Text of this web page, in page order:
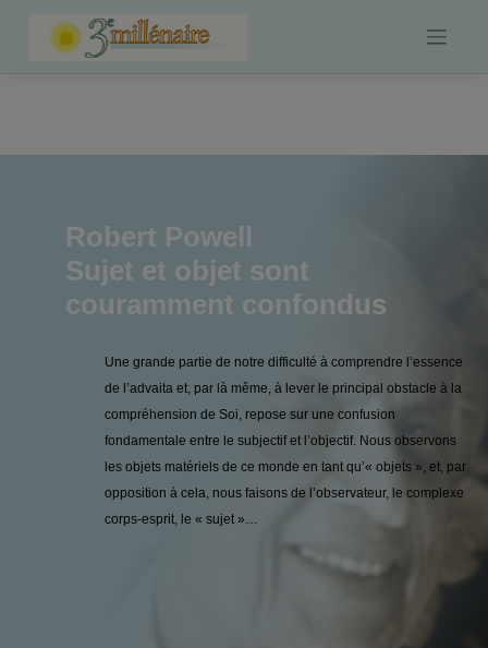
Robert Powell
Sujet et objet sont
couramment confondus
Une grande partie de notre difficulté à comprendre l’essence
de l’advaita et, par là même, à lever le principal obstacle à la
compréhension de Soi, repose sur une confusion
fondamentale entre le subjectif et l’objectif. Nous observons
les objets matériels de ce monde en tant qu’« objets », et, par
opposition à cela, nous faisons de l’observateur, le complexe
corps-esprit, le « sujet »…